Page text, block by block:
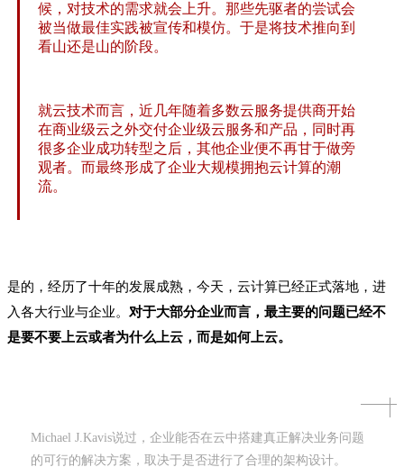
候，对技术的需求就会上升。那些先驱者的尝试会
被当做最佳实践被宣传和模仿。于是将技术推向到
看山还是山的阶段。
就云技术而言，近几年随着多数云服务提供商开始
在商业级云之外交付企业级云服务和产品，同时再
很多企业成功转型之后，其他企业便不再甘于做旁
观者。而最终形成了企业大规模拥抱云计算的潮
流。
是的，经历了十年的发展成熟，今天，云计算已经正式落地，进
入各大行业与企业。 对于大部分企业而言，最主要的问题已经不
是要不要上云或者为什么上云，而是如何上云。
Michael J.Kavis说过，企业能否在云中搭建真正解决业务问题
的可行的解决方案，取决于是否进行了合理的架构设计。